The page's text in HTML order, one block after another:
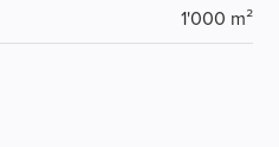
1'000 m²